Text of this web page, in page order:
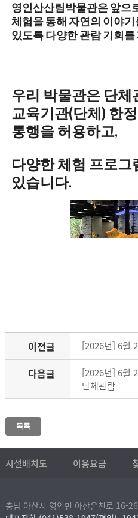
영인산산림박물관은 앞으
체험을 통해 자연의 이야
있도록 다양한 관람 기회
우리 박물관은 단체
교육기관(단체) 한
통행을 허용하고,
다양한 체험 프로그
있습니다.
이전글 [2026년] 6월
다음글
[2026년] 6월
단체관람
목록
시설배치도 이용요금
충남 아산시 영인면 아산온천로 16-